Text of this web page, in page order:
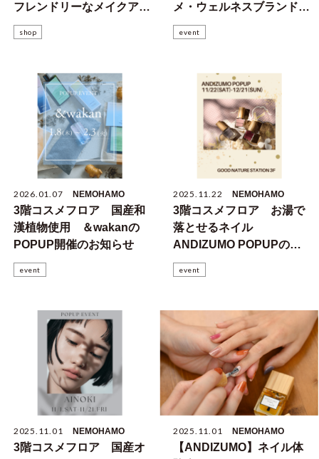
フレンドリーなメイクアッ
プブランド BISOUの
POPUPイベントのお知ら
shop
メ・ウェルネスブランド
ｎａｈｒｉｎのPOPUPイ
ベントのお知らせ
event
2026.01.07 NEMOHAMO
3階コスメフロア 国産和
漢植物使用 ＆wakanの
POPUP開催のお知らせ
event
2025.11.22 NEMOHAMO
3階コスメフロア お湯で
落とせるネイル
ANDIZUMO POPUPのお
知らせ
event
2025.11.01 NEMOHAMO
3階コスメフロア 国産オ
2025.11.01 NEMOHAMO
【ANDIZUMO】ネイル体